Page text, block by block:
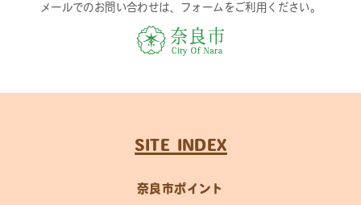
メールでのお問い合わせは、フォームをご利用ください。
SITE INDEX
奈良市ポイント